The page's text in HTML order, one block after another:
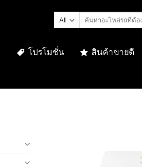
ค้นหา:
โปรโมชั่น สินค้าขายดี